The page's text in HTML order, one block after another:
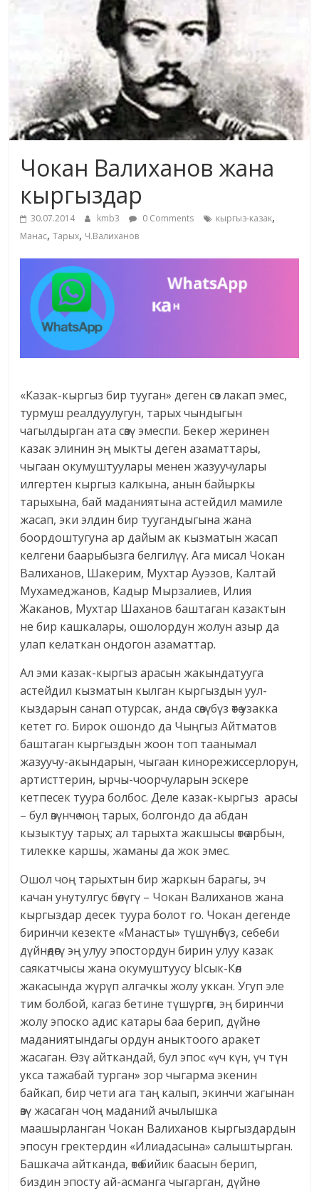
Чокан Валиханов жана
кыргыздар
30.07.2014 kmb3 0 Comments кыргыз-казак,
Манас,Тарых, Ч.Валиханов
«Казак-кыргыз бир тууган» деген сөз лакап эмес,
турмуш реалдуулугун, тарых чындыгын
чагылдырган ата сөзү эмеспи. Бекер жеринен
казак элинин эң мыкты деген азаматтары,
чыгаан окумуштуулары менен жазуучулары
илгертен кыргыз калкына, анын байыркы
тарыхына, бай маданиятына астейдил мамиле
жасап, эки элдин бир туугандыгына жана
боордоштугуна ар дайым ак кызматын жасап
келгени баарыбызга белгилүү. Ага мисал Чокан
Валиханов, Шакерим, Мухтар Ауэзов, Калтай
Мухамеджанов, Кадыр Мырзалиев, Илия
Жаканов, Мухтар Шаханов баштаган казактын
не бир кашкалары, ошолордун жолун азыр да
улап келаткан ондогон азаматтар.
Ал эми казак-кыргыз арасын жакындатууга
астейдил кызматын кылган кыргыздын уул-
кыздарын санап отурсак, анда сөзүбүз өтө узакка
кетет го. Бирок ошондо да Чыңгыз Айтматов
баштаган кыргыздын жоон топ таанымал
жазуучу-акындарын, чыгаан кинорежиссерлорун,
артисттерин, ырчы-чоорчуларын эскере
кетпесек туура болбос. Деле казак-кыргыз арасы
– бул өзүнчө чоң тарых, болгондо да абдан
кызыктуу тарых; ал тарыхта жакшысы өтө арбын,
тилекке каршы, жаманы да жок эмес.
Ошол чоң тарыхтын бир жаркын барагы, эч
качан унутулгус бөлүгү – Чокан Валиханов жана
кыргыздар десек туура болот го. Чокан дегенде
биринчи кезекте «Манасты» түшүнөбүз, себеби
дүйнөдөгү эң улуу эпостордун бирин улуу казак
саякатчысы жана окумуштуусу Ысык-Көл
жакасында жүрүп алгачкы жолу уккан. Угуп эле
тим болбой, кагаз бетине түшүргөн, эң биринчи
жолу эпоско адис катары баа берип, дүйнө
маданиятындагы ордун аныктоого аракет
жасаган. Өзү айткандай, бул эпос «үч күн, үч түн
укса тажабай турган» зор чыгарма экенин
байкап, бир чети ага таң калып, экинчи жагынан
өзү жасаган чоң маданий ачылышка
маашырланган Чокан Валиханов кыргыздардын
эпосун гректердин «Илиадасына» салыштырган.
Башкача айтканда, өтө бийик баасын берип,
биздин эпосту ай-асманга чыгарган, дүйнө